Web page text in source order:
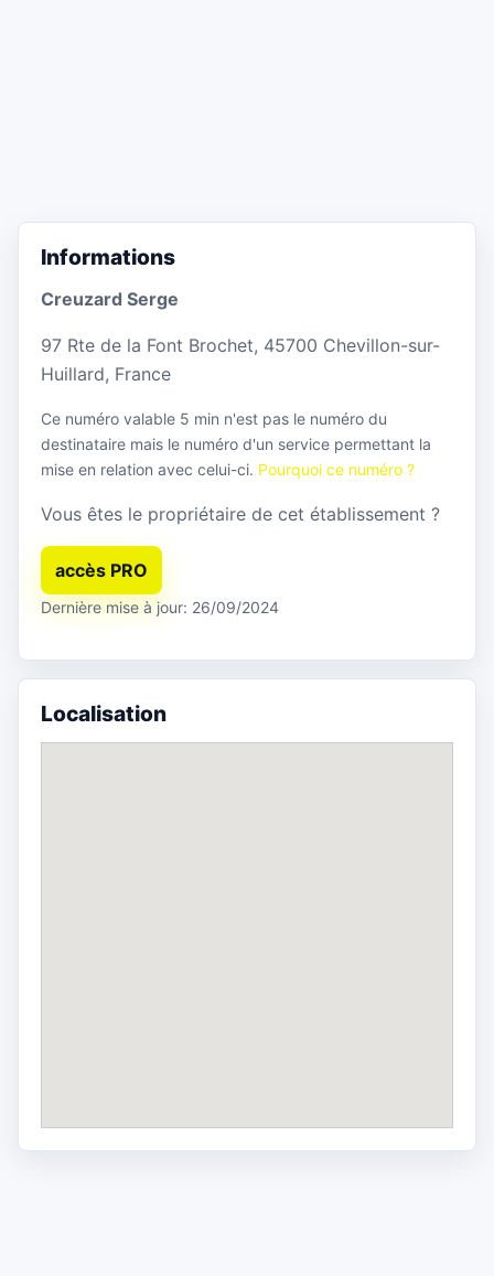
Informations
Creuzard Serge
97 Rte de la Font Brochet, 45700 Chevillon-sur-
Huillard, France
Ce numéro valable 5 min n'est pas le numéro du
destinataire mais le numéro d'un service permettant la
mise en relation avec celui-ci. Pourquoi ce numéro ?
Vous êtes le propriétaire de cet établissement ?
accès PRO
Dernière mise à jour: 26/09/2024
Localisation